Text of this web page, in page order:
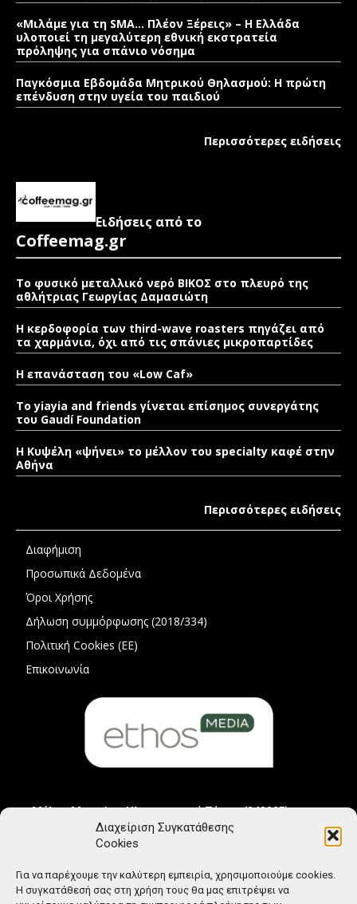
Διαχείριση Συγκατάθεσης
Cookies
Για να παρέχουμε την καλύτερη εμπειρία, χρησιμοποιούμε cookies.
Η συγκατάθεσή σας στη χρήση τους θα μας επιτρέψει να
«Μιλάμε για τη SMA… Πλέον Ξέρεις» – Η Ελλάδα
υλοποιεί τη μεγαλύτερη εθνική εκστρατεία
πρόληψης για σπάνιο νόσημα
Παγκόσμια Εβδομάδα Μητρικού Θηλασμού: Η πρώτη
επένδυση στην υγεία του παιδιού
Περισσότερες ειδήσεις
Ειδήσεις από το
Coffeemag.gr
Το φυσικό μεταλλικό νερό ΒΙΚΟΣ στο πλευρό της
αθλήτριας Γεωργίας Δαμασιώτη
Η κερδοφορία των third-wave roasters πηγάζει από
τα χαρμάνια, όχι από τις σπάνιες μικροπαρτίδες
Η επανάσταση του «Low Caf»
To yiayia and friends γίνεται επίσημος συνεργάτης
του Gaudí Foundation
Η Κυψέλη «ψήνει» το μέλλον του specialty καφέ στην
Αθήνα
Περισσότερες ειδήσεις
Διαφήμιση
Προσωπικά Δεδομένα
Όροι Χρήσης
Δήλωση συμμόρφωσης (2018/334)
Πολιτική Cookies (ΕΕ)
Επικοινωνία
Μέλος Μητρώου Ηλεκτρονικού Τύπου (242225)